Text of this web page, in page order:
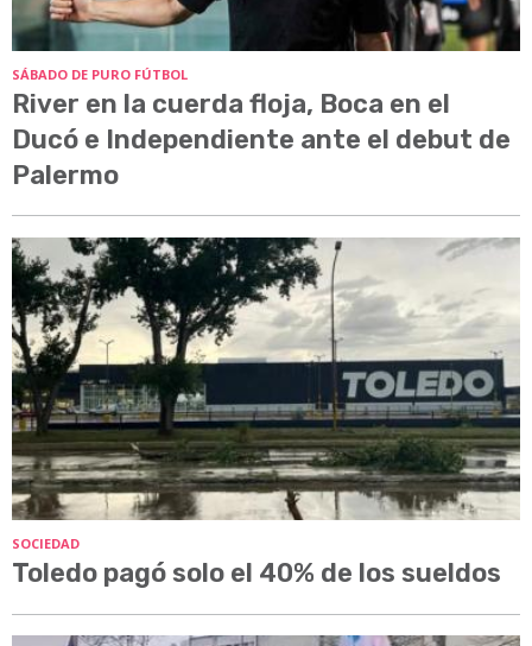
SÁBADO DE PURO FÚTBOL
River en la cuerda floja, Boca en el
Ducó e Independiente ante el debut de
Palermo
SOCIEDAD
Toledo pagó solo el 40% de los sueldos